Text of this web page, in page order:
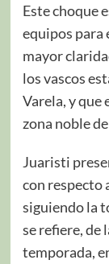
Este choque
equipos para
mayor
los vascos
Varela, y que
zona noble
Juaristi
con respecto
siguiendo la
se refiere, de
temporada,